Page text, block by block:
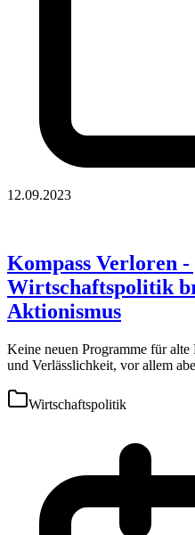
12.09.2023
Kompass Verloren -
Wirtschaftspolitik
Aktionismus
Keine neuen Programme für
und Verlässlichkeit, vor allem
Wirtschaftspolitik